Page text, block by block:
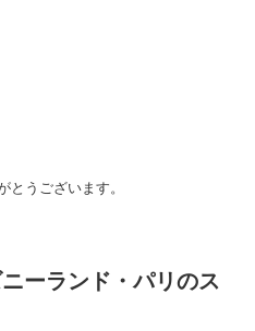
とうございます。
ーランド・パリのス